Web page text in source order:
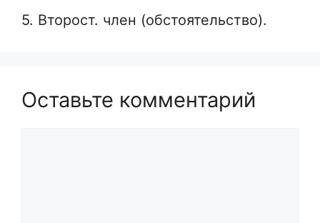
5. Второст. член (обстоятельство).
Оставьте комментарий